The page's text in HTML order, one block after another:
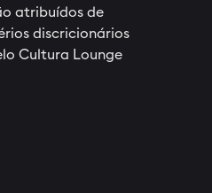
atribuídos de
discricionários
Cultura Lounge